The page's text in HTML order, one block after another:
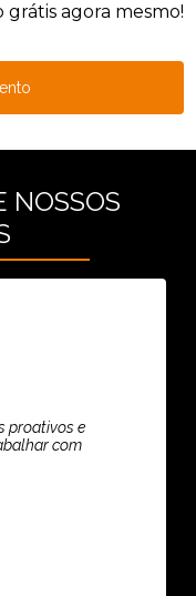
agora mesmo!
NOSSOS
proativos e
com